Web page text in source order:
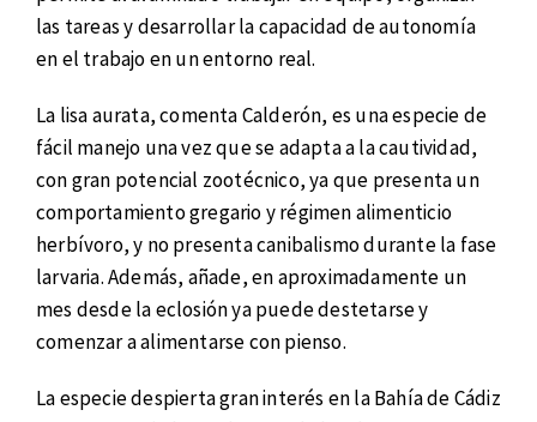
las tareas y desarrollar la capacidad de autonomía
en el trabajo en un entorno real.
La lisa aurata, comenta Calderón, es una especie de
fácil manejo una vez que se adapta a la cautividad,
con gran potencial zootécnico, ya que presenta un
comportamiento gregario y régimen alimenticio
herbívoro, y no presenta canibalismo durante la fase
larvaria. Además, añade, en aproximadamente un
mes desde la eclosión ya puede destetarse y
comenzar a alimentarse con pienso.
La especie despierta gran interés en la Bahía de Cádiz